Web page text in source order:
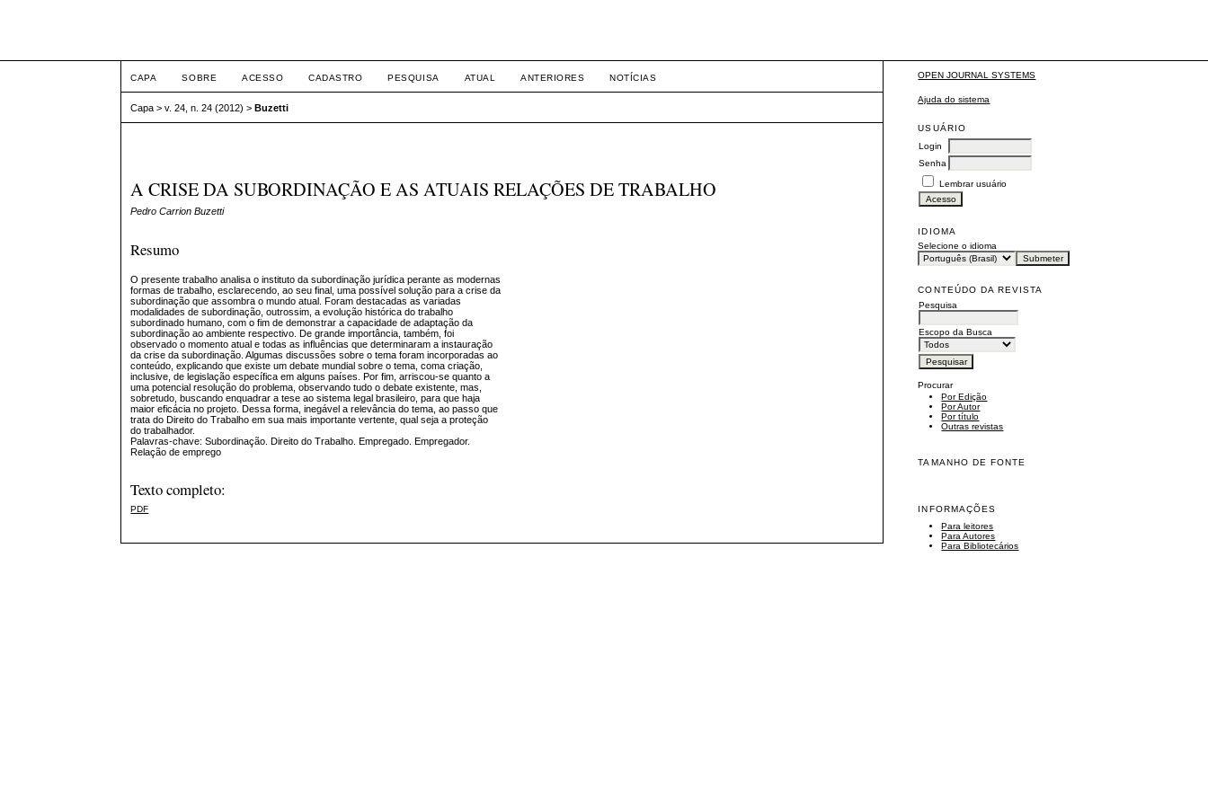
OPEN JOURNAL SYSTEMS
Ajuda do sistema
USUÁRIO
Login
Senha
Lembrar usuário
IDIOMA
Selecione o idioma
CONTEÚDO DA REVISTA
Pesquisa
Escopo da Busca
Procurar
Por Edição
Por Autor
Por título
Outras revistas
TAMANHO DE FONTE
INFORMAÇÕES
Para leitores
Para Autores
Para Bibliotecários
CAPA SOBRE ACESSO CADASTRO PESQUISA ATUAL ANTERIORES NOTÍCIAS
Capa >v. 24, n. 24 (2012) >Buzetti
A CRISE DA SUBORDINAÇÃO E AS ATUAIS RELAÇÕES DE TRABALHO
Pedro Carrion Buzetti
Resumo
O presente trabalho analisa o instituto da subordinação jurídica perante as modernas
formas de trabalho, esclarecendo, ao seu final, uma possível solução para a crise da
subordinação que assombra o mundo atual. Foram destacadas as variadas
modalidades de subordinação, outrossim, a evolução histórica do trabalho
subordinado humano, com o fim de demonstrar a capacidade de adaptação da
subordinação ao ambiente respectivo. De grande importância, também, foi
observado o momento atual e todas as influências que determinaram a instauração
da crise da subordinação. Algumas discussões sobre o tema foram incorporadas ao
conteúdo, explicando que existe um debate mundial sobre o tema, coma criação,
inclusive, de legislação específica em alguns países. Por fim, arriscou-se quanto a
uma potencial resolução do problema, observando tudo o debate existente, mas,
sobretudo, buscando enquadrar a tese ao sistema legal brasileiro, para que haja
maior eficácia no projeto. Dessa forma, inegável a relevância do tema, ao passo que
trata do Direito do Trabalho em sua mais importante vertente, qual seja a proteção
do trabalhador.
Palavras-chave: Subordinação. Direito do Trabalho. Empregado. Empregador.
Relação de emprego
Texto completo:
PDF